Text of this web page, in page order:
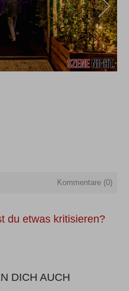
Kommentare (0)
du etwas kritisieren?
DICH AUCH